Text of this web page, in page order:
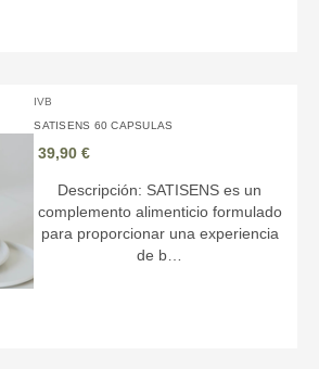
IVB
SATISENS 60 CAPSULAS
39,90 €
Descripción: SATISENS es un
complemento alimenticio formulado
para proporcionar una experiencia
de b…